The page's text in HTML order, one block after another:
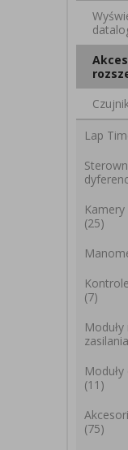
Lap
(25)
(7)
zasilania
(11)
(75)